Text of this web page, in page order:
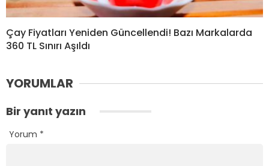
Çay Fiyatları Yeniden Güncellendi! Bazı Markalarda
360 TL Sınırı Aşıldı
YORUMLAR
Bir yanıt yazın
Yorum *